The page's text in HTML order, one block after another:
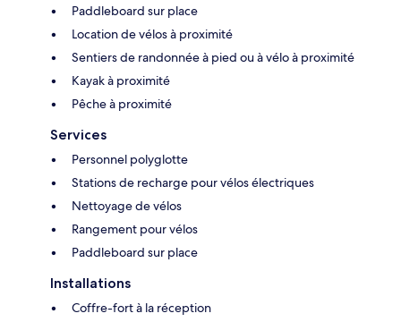
Paddleboard sur place
Location de vélos à proximité
Sentiers de randonnée à pied ou à vélo à proximité
Kayak à proximité
Pêche à proximité
Services
Personnel polyglotte
Stations de recharge pour vélos électriques
Nettoyage de vélos
Rangement pour vélos
Paddleboard sur place
Installations
Coffre-fort à la réception